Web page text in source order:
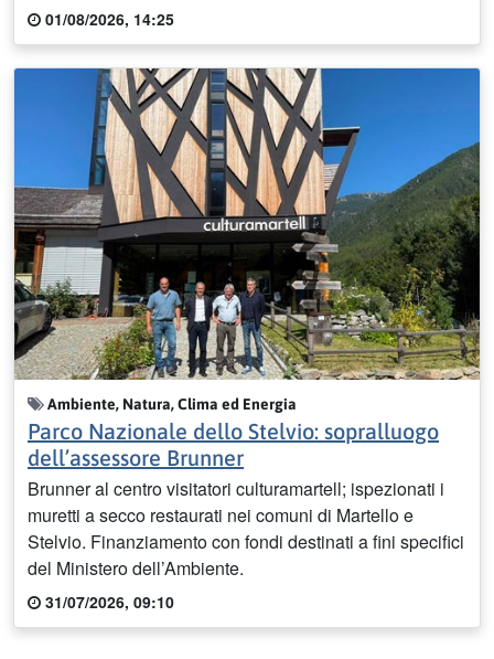
01/08/2026, 14:25
Ambiente, Natura, Clima ed Energia
Parco Nazionale dello Stelvio: sopralluogo
dell’assessore Brunner
Brunner al centro visitatori culturamartell; ispezionati i
muretti a secco restaurati nei comuni di Martello e
Stelvio. Finanziamento con fondi destinati a fini specifici
del Ministero dell’Ambiente.
31/07/2026, 09:10